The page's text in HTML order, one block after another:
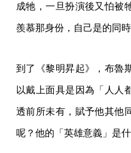
成牠，一旦扮演後又怕被
羨慕那身份，自己是的同時
到了《黎明昇起》，布魯
以戴上面具是因為「人人
透前所未有，賦予他其他
呢？他的「英雄意義」是什